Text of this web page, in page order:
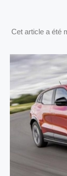
Cet article a été